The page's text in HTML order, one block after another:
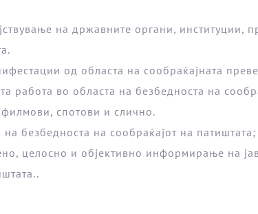
на државните органи, институции,
од областа на сообраќајната
во областа на безбедноста на
спотови и слично.
безбедноста на сообраќајот на патиштата;
целосно и објективно информирање на